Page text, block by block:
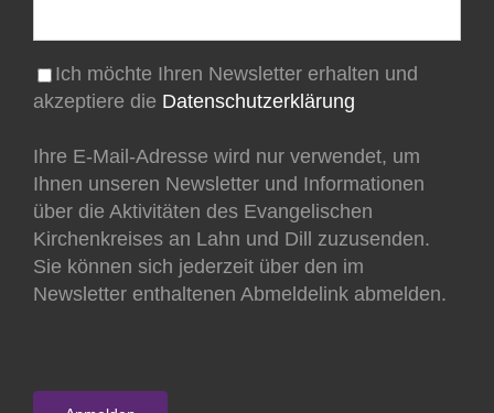
Ich möchte Ihren Newsletter erhalten und
akzeptiere die Datenschutzerklärung
Ihre E-Mail-Adresse wird nur verwendet, um
Ihnen unseren Newsletter und Informationen
über die Aktivitäten des Evangelischen
Kirchenkreises an Lahn und Dill zuzusenden.
Sie können sich jederzeit über den im
Newsletter enthaltenen Abmeldelink abmelden.